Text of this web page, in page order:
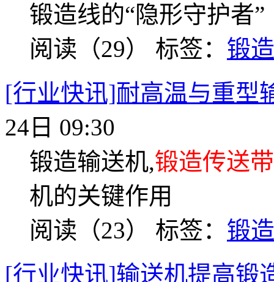
锻造线的“隐形守护者”
阅读（29） 标签： 锻
[行业快讯]耐高温与重型
24日 09:30
锻造输送机,锻造传送带
机的关键作用
阅读（23） 标签： 锻
[行业快讯]输送机提高锻